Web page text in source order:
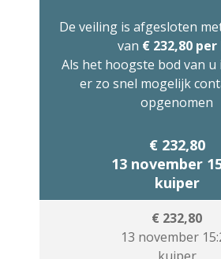
De veiling is afgesloten
van € 232,80
Als het hoogste bod van u
er zo snel mogelijk
opgenomen
€ 232,80
13 november
kuiper
€ 232,80
13 november